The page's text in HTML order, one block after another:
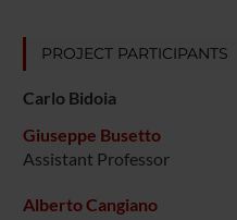
PROJECT PARTICIPANTS
Carlo Bidoia
Giuseppe Busetto
Assistant Professor
Alberto Cangiano